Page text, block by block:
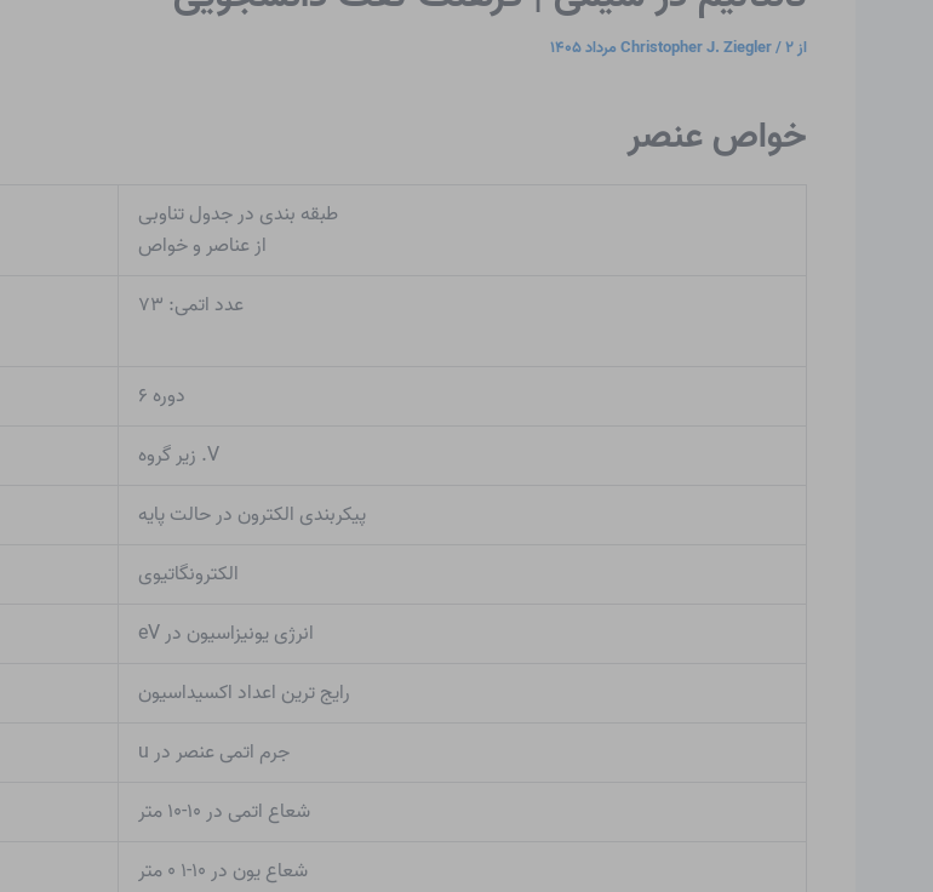
از Christopher J. Ziegler/۲ مرداد ۱۴۰۵
خواص عنصر
طبقه بندی در جدول تناوبی
از عناصر و خواص
عدد اتمی: ۷۳
دوره ۶
V. زیر گروه
پیکربندی الکترون در حالت پایه
الکترونگاتیوی
انرژی یونیزاسیون در eV
رایج ترین اعداد اکسیداسیون
جرم اتمی عنصر در u
شعاع اتمی در ۱۰-۱۰ متر
شعاع یون در ۱۰-۱ ۰ متر